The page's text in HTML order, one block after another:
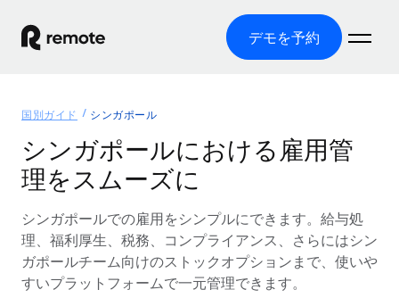
デモを予約
グローバル雇用
グローバル給与処理
コンプライアンス対応の給与処理を手軽に
Employer of Record（EOR）
グローバル展開をコストをかけずに実現
ソリューション
各国の制度に対応
国別ガイド
/国別のグローバル雇用支援を検索する
リソース
ツールと計算ツール
価格
国別ガイド シンガポール
シンガポールにおける雇用管
理をスムーズに
シンガポールでの雇用をシンプルにできます。給与処
理、福利厚生、税務、コンプライアンス、さらにはシン
ガポールチーム向けのストックオプションまで、使いや
すいプラットフォームで一元管理できます。